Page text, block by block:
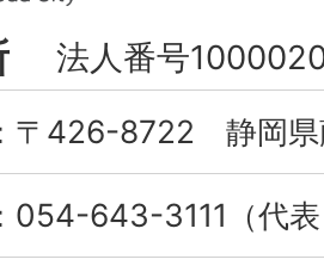
法人番号
〒426-8722 静岡県
054-643-3111（代